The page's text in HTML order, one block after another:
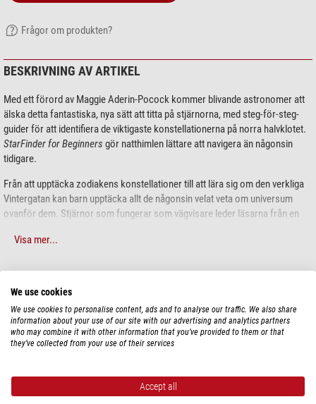
Frågor om produkten?
BESKRIVNING AV ARTIKEL
Med ett förord av Maggie Aderin-Pocock kommer blivande astronomer att
älska detta fantastiska, nya sätt att titta på stjärnorna, med steg-för-steg-
guider för att identifiera de viktigaste konstellationerna på norra halvklotet.
StarFinder for Beginners gör natthimlen lättare att navigera än någonsin
tidigare.
Från att upptäcka zodiakens konstellationer till att lära sig om den verkliga
Vintergatan kan barn upptäcka allt de någonsin velat veta om universum
ovanför dem. Stjärnor som fungerar som vägvisare leder läsarna från en
avslöjas.
StarFinder for Beginnerslevereras komplett med ensjälvlysande
kunskaper under natthimlen.
Visa mer...
TEKNISKA DATA
Allmänt
Minimiålder
8
Språk
Engelska
Utgivningsår
2017
Format
216 x 276 mm
We use cookies
We use cookies to personalise content, ads and to analyse our traffic. We also share
information about your use of our site with our advertising and analytics partners
who may combine it with other information that you’ve provided to them or that
they’ve collected from your use of their services
Accept all